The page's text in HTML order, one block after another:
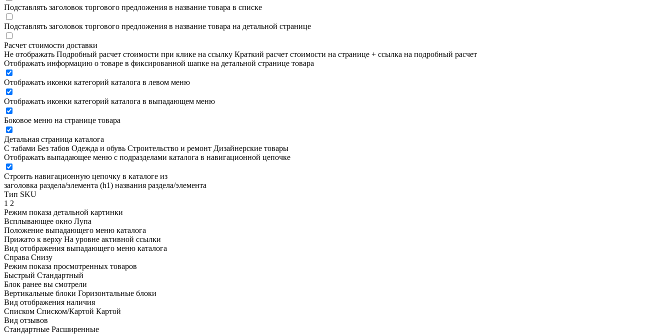
Подставлять заголовок торгового предложения в название товара в списке
Подставлять заголовок торгового предложения в название товара на детальной странице
Расчет стоимости доставки
Не отображать Подробный расчет стоимости при клике на ссылку Краткий расчет стоимости на странице + ссылка на подробный расчет
Отображать информацию о товаре в фиксированной шапке на детальной странице товара
Отображать иконки категорий каталога в левом меню
Отображать иконки категорий каталога в выпадающем меню
Боковое меню на странице товара
Детальная страница каталога
С табами Без табов Одежда и обувь Строительство и ремонт Дизайнерские товары
Отображать выпадающее меню с подразделами каталога в навигационной цепочке
Строить навигационную цепочку в каталоге из
заголовка раздела/элемента (h1) названия раздела/элемента
Тип SKU
1 2
Режим показа детальной картинки
Всплывающее окно Лупа
Положение выпадающего меню каталога
Прижато к верху На уровне активной ссылки
Вид отображения выпадающего меню каталога
Справа Снизу
Режим показа просмотренных товаров
Быстрый Стандартный
Блок ранее вы смотрели
Вертикальные блоки Горизонтальные блоки
Вид отображения наличия
Списком Списком/Картой Картой
Вид отзывов
Стандартные Расширенные